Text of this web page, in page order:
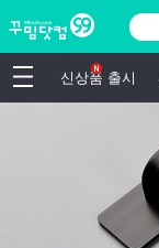
신상품 출시